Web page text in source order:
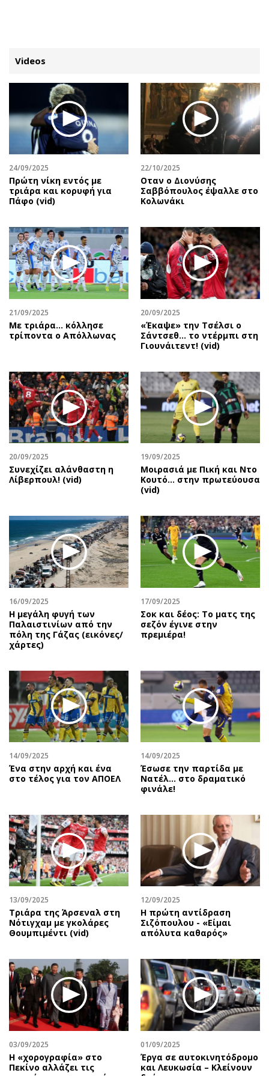
ΚΑΤΗΓΟΡΙΕΣ ΣΥΝΔΕΣΗ
Κύπρος
Παιδεία
Υγεία
Πολιτική
Βουλευτικές 2026
Προεδρικές 2023
Δημοσκοπήσεις
Διπλωματία
Αθλητισμός
Κύπρος
Ελλάδα
Διεθνή
Οικονομία
Real Estate
Επιχειρήσεις
Αγορές
Money Review
AstroBank Properties
Ναυτιλία
Περιβάλλον
Ελλάδα
Κόσμος
Πολιτισμός
Σινεμά
Θέατρο-Χορός
Εικαστικά
Βιβλίο
Χειρόγραφα
Απόψεις
Αρθρογραφία
The Hill
Υγεία
Αγγελίες
Πωλούνται
Ζητούν εργασία
Θέσεις εργασίας
Geek
Νέα
Κινητά-tablets
Social
Αυτοκίνηση
Πολιτική
Οικονομία
Γενικά
Αναδρομές
Πρόσωπα
Περιβάλλον
Good Life
Showbiz
Ταξίδια
Συνταγές
Εκπομπές
Wine routes
Προσφορές
Προσωπικότητες στην ''Κ''
Επιστολές
Videos
24/09/2025
Πρώτη νίκη εντός με
τριάρα και κορυφή για
Πάφο (vid)
22/10/2025
Οταν ο Διονύσης
Σαββόπουλος έψαλλε στο
Κολωνάκι
21/09/2025
Με τριάρα... κόλλησε
τρίποντα ο Απόλλωνας
20/09/2025
«Έκαψε» την Τσέλσι ο
Σάντσεθ... το ντέρμπι στη
Γιουνάιτεντ! (vid)
20/09/2025
Συνεχίζει αλάνθαστη η
Λίβερπουλ! (vid)
19/09/2025
Μοιρασιά με Πική και Ντο
Κουτό… στην πρωτεύουσα
(vid)
16/09/2025
Η μεγάλη φυγή των
Παλαιστινίων από την
πόλη της Γάζας (εικόνες/
χάρτες)
17/09/2025
Σοκ και δέος: Το ματς της
σεζόν έγινε στην
πρεμιέρα!
14/09/2025
Ένα στην αρχή και ένα
στο τέλος για τον ΑΠΟΕΛ
14/09/2025
Έσωσε την παρτίδα με
Νατέλ… στο δραματικό
φινάλε!
13/09/2025
Τριάρα της Άρσεναλ στη
Νότιγχαμ με γκολάρες
Θουμπιμέντι (vid)
12/09/2025
Η πρώτη αντίδραση
Σιζόπουλoυ - «Είμαι
απόλυτα καθαρός»
03/09/2025
Η «χορογραφία» στο
Πεκίνο αλλάζει τις
01/09/2025
Έργα σε αυτοκινητόδρομο
και Λευκωσία – Κλείνουν